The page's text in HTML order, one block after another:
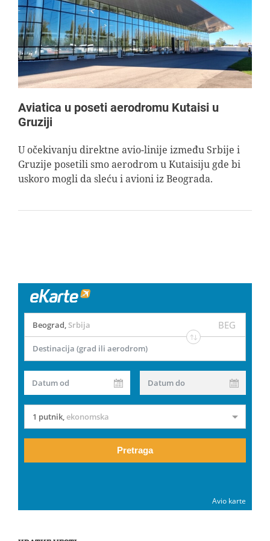
AVIOPEDIA
SPECIJAL
FOTO PRIČA
TEMA
AGENT
Aviatica u poseti aerodromu Kutaisi u
Gruziji
U očekivanju direktne avio-linije između Srbije i
Gruzije posetili smo aerodrom u Kutaisiju gde bi
uskoro mogli da sleću i avioni iz Beograda.
Beograd, Srbija BEG
Destinacija (grad ili aerodrom)
Datum od Datum do
1 putnik,ekonomska
Pretraga
Avio karte